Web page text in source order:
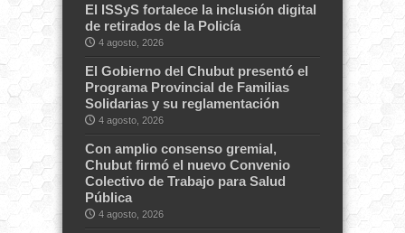
El ISSyS fortalece la inclusión digital
de retirados de la Policía
4 agosto, 2026
El Gobierno del Chubut presentó el
Programa Provincial de Familias
Solidarias y su reglamentación
4 agosto, 2026
Con amplio consenso gremial,
Chubut firmó el nuevo Convenio
Colectivo de Trabajo para Salud
Pública
4 agosto, 2026